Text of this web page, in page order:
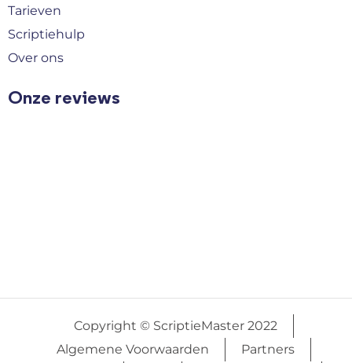
Tarieven
Scriptiehulp
Over ons
Onze reviews
Copyright © ScriptieMaster 2022
Algemene Voorwaarden
Partners